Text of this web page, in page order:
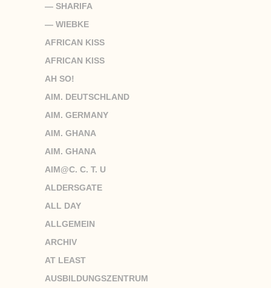
— SHARIFA
— WIEBKE
AFRICAN KISS
AFRICAN KISS
AH SO!
AIM. DEUTSCHLAND
AIM. GERMANY
AIM. GHANA
AIM. GHANA
AIM@C. C. T. U
ALDERSGATE
ALL DAY
ALLGEMEIN
ARCHIV
AT LEAST
AUSBILDUNGSZENTRUM